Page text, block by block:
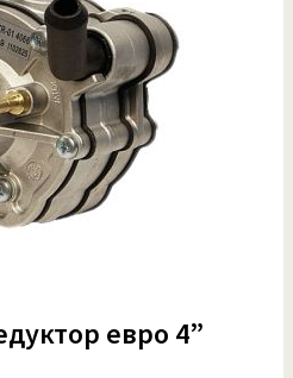
евро 4”